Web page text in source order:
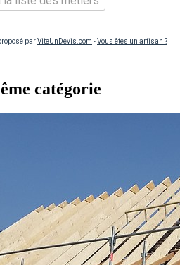
parViteUnDevis.com -Vous êtes un artisan ?
catégorie